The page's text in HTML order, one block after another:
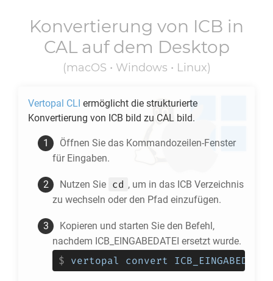
Konvertierung von ICB in
CALauf dem Desktop
(macOS • Windows • Linux)
Vertopal CLI ermöglicht die strukturierte
Konvertierung von ICB bild zu CAL bild.
Öffnen Sie das Kommandozeilen-Fenster
für Eingaben.
Nutzen Sie cd , um in das ICB Verzeichnis
zu wechseln oder den Pfad einzufügen.
Kopieren und starten Sie den Befehl,
nachdem ICB_EINGABEDATEI ersetzt wurde.
$ vertopal convert